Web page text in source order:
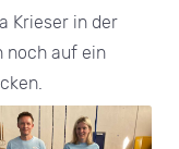
Krieser in der
noch auf ein